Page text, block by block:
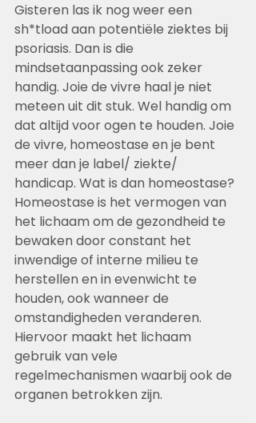
Gisteren las ik nog weer een
sh*tload aan potentiële ziektes bij
psoriasis. Dan is die
mindsetaanpassing ook zeker
handig. Joie de vivre haal je niet
meteen uit dit stuk. Wel handig om
dat altijd voor ogen te houden. Joie
de vivre, homeostase en je bent
meer dan je label/ ziekte/
handicap. Wat is dan homeostase?
Homeostase is het vermogen van
het lichaam om de gezondheid te
bewaken door constant het
inwendige of interne milieu te
herstellen en in evenwicht te
houden, ook wanneer de
omstandigheden veranderen.
Hiervoor maakt het lichaam
gebruik van vele
regelmechanismen waarbij ook de
organen betrokken zijn.